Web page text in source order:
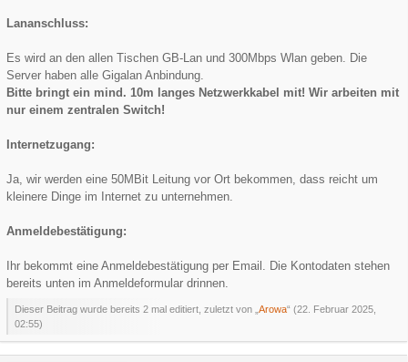
Lananschluss:
Es wird an den allen Tischen GB-Lan und 300Mbps Wlan geben. Die
Server haben alle Gigalan Anbindung.
Bitte bringt ein mind. 10m langes Netzwerkkabel mit! Wir arbeiten mit
nur einem zentralen Switch!
Internetzugang:
Ja, wir werden eine 50MBit Leitung vor Ort bekommen, dass reicht um
kleinere Dinge im Internet zu unternehmen.
Anmeldebestätigung:
Ihr bekommt eine Anmeldebestätigung per Email. Die Kontodaten stehen
bereits unten im Anmeldeformular drinnen.
Dieser Beitrag wurde bereits 2 mal editiert, zuletzt von „ Arowa“ (22. Februar 2025,
02:55)